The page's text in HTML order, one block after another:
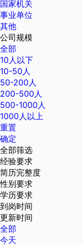
国家机关
事业单位
其他
公司规模
全部
10人以下
10-50人
50-200人
200-500人
500-1000人
1000人以上
重置
确定
全部筛选
经验要求
简历完整度
性别要求
学历要求
到岗时间
更新时间
全部
今天